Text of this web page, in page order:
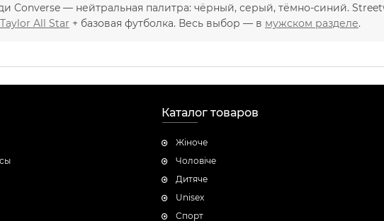
Converse — нейтральная палитра: чёрный, серый, тёмно-синий.
All Star + базовая футболка. Весь выбор — в мужском разделе.
Каталог товаров
Жіноче
Чоловічe
Дитяче
Unisex
Спорт